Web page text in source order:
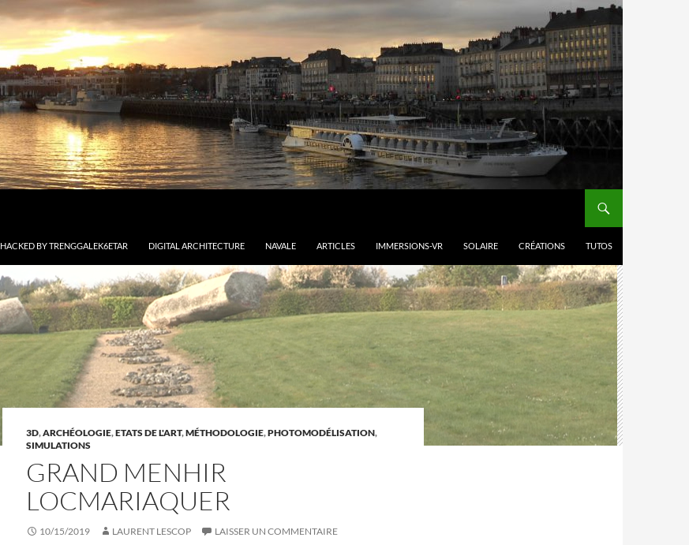
HACKED BY TRENGGALEK6ETAR DIGITAL ARCHITECTURE NAVALE ARTICLES IMMERSIONS-VR SOLAIRE CRÉATIONS TUTOS
3D,ARCHÉOLOGIE,ETATS DE L'ART,MÉTHODOLOGIE,PHOTOMODÉLISATION,
SIMULATIONS
GRAND MENHIR
LOCMARIAQUER
10/15/2019 LAURENT LESCOP LAISSER UN COMMENTAIRE